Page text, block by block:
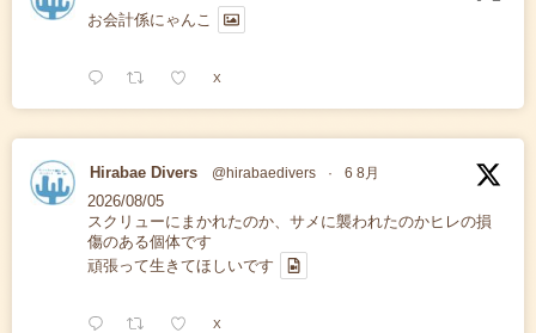
お会計係にゃんこ
X
Hirabae Divers @hirabaedivers · 6 8月
2026/08/05
スクリューにまかれたのか、サメに襲われたのかヒレの損
傷のある個体です
頑張って生きてほしいです
X